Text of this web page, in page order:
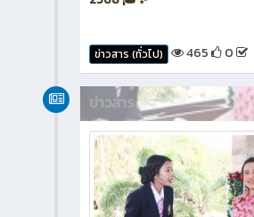
ข่าวสาร (ทั่วไป) 465 0
ข่าวสาร